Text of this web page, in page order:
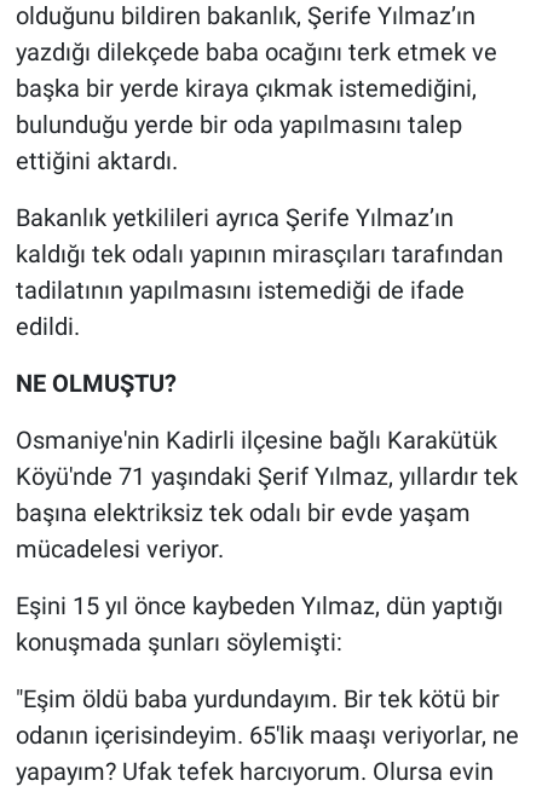
olduğunu bildiren bakanlık, Şerife Yılmaz’ın
yazdığı dilekçede baba ocağını terk etmek ve
başka bir yerde kiraya çıkmak istemediğini,
bulunduğu yerde bir oda yapılmasını talep
ettiğini aktardı.
Bakanlık yetkilileri ayrıca Şerife Yılmaz’ın
kaldığı tek odalı yapının mirasçıları tarafından
tadilatının yapılmasını istemediği de ifade
edildi.
NE OLMUŞTU?
Osmaniye'nin Kadirli ilçesine bağlı Karakütük
Köyü'nde 71 yaşındaki Şerif Yılmaz, yıllardır tek
başına elektriksiz tek odalı bir evde yaşam
mücadelesi veriyor.
Eşini 15 yıl önce kaybeden Yılmaz, dün yaptığı
konuşmada şunları söylemişti:
"Eşim öldü baba yurdundayım. Bir tek kötü bir
odanın içerisindeyim. 65'lik maaşı veriyorlar, ne
yapayım? Ufak tefek harcıyorum. Olursa evin
Koronavirüs
Kültür Sanat
Ne demişti
Nedir
Popüler
Programlar
Sağlık
Spor
Teknoloji
Türkiye'nin Gündemi
Yerel Gündem
Yerel Yaşam